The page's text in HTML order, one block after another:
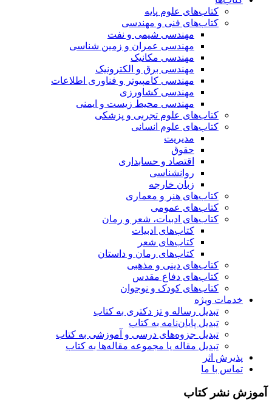
کتاب‌های علوم پایه
کتاب‌های فنی و مهندسی
مهندسی شیمی و نفت
مهندسی عمران و زمین شناسی
مهندسی مکانیک
مهندسی برق و الکترونیک
مهندسی کامپیوتر و فناوری اطلاعات
مهندسی کشاورزی
مهندسی محیط زیست و ایمنی
کتاب‌های علوم تجربی و پزشکی
کتاب‌های علوم انسانی
مدیریت
حقوق
اقتصاد و حسابداری
روانشناسی
زبان خارجه
کتاب‌های هنر و معماری
کتاب‌های عمومی
کتاب‌های ادبیات، شعر و رمان
کتاب‌های ادبیات
کتاب‌های شعر
کتاب‌های رمان و داستان
کتاب‌های دینی و مذهبی
کتاب‌های دفاع مقدس
کتاب‌های کودک و نوجوان
خدمات ویژه
تبدیل رساله و تز دکتری به کتاب
تبدیل پایان‌نامه به کتاب
تبدیل جزوه‌های درسی و آموزشی به کتاب
تبدیل مقاله یا مجموعه مقاله‌ها به کتاب
پذیرش اثر
تماس با ما
آموزش نشر کتاب